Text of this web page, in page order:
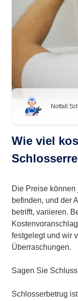
Notfall
Wie viel
Die Preise
befinden, und der
betrifft, variieren.
festgelegt und wir
Überraschungen.
Sagen Sie
Schlosserbetrug